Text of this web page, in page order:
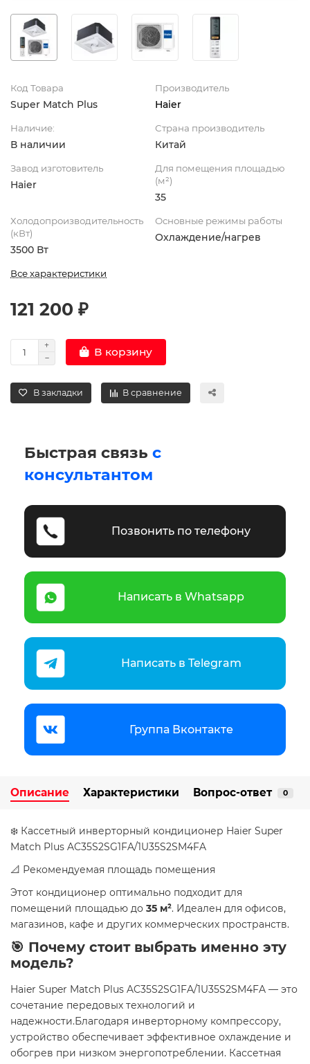
Код Товара
Super Match Plus
Производитель
Haier
Наличие:
В наличии
Страна производитель
Китай
Завод изготовитель
Haier
Для помещения площадью
(м²)
35
Холодопроизводительность
(кВт)
3500 Вт
Основные режимы работы
Охлаждение/нагрев
Все характеристики
121 200 ₽
В корзину
В закладки В сравнение
Быстрая связь с
консультантом
Позвонить по телефону
Написать в Whatsapp
Написать в Telegram
Группа Вконтакте
Описание Характеристики Вопрос-ответ 0
❄️ Кассетный инверторный кондиционер Haier Super
Match Plus AC35S2SG1FA/1U35S2SM4FA
📐 Рекомендуемая площадь помещения
Этот кондиционер оптимально подходит для
помещений площадью до 35 м². Идеален для офисов,
магазинов, кафе и других коммерческих пространств.
🎯 Почему стоит выбрать именно эту
модель?
Haier Super Match Plus AC35S2SG1FA/1U35S2SM4FA — это
сочетание передовых технологий и
надежности.Благодаря инверторному компрессору,
устройство обеспечивает эффективное охлаждение и
обогрев при низком энергопотреблении. Кассетная